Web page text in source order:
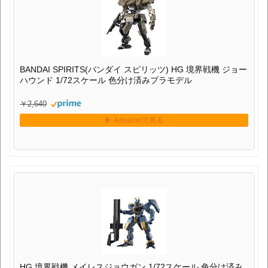
BANDAI SPIRITS(バンダイ スピリッツ) HG 境界戦機 ジョー
ハウンド 1/72スケール 色分け済みプラモデル
￥2,640